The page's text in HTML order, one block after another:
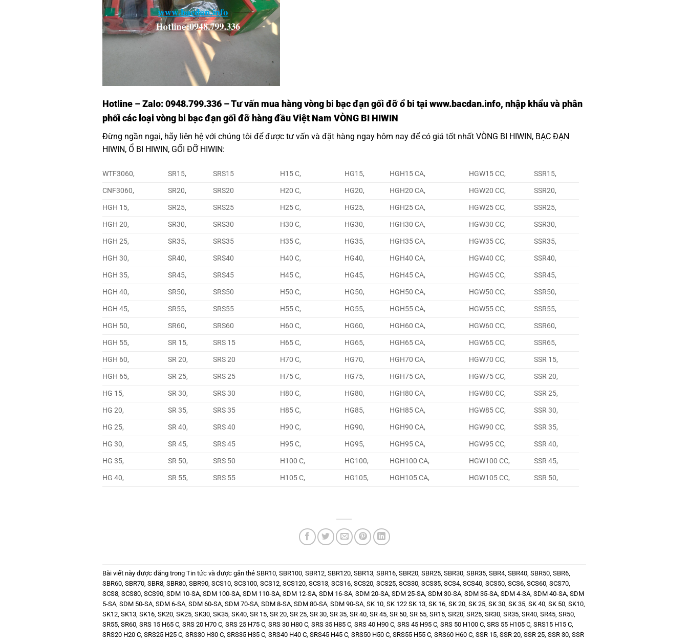
Hotline – Zalo: 0948.799.336 – Tư vấn mua hàng vòng bi bạc đạn gối đỡ ổ bi tại www.bacdan.info, nhập khẩu và phân
phối các loại vòng bi bạc đạn gối đỡ hàng đầu Việt Nam VÒNG BI HIWIN
Đừng ngần ngại, hãy liên hệ với chúng tôi để được tư vấn và đặt hàng ngay hôm nay để có giá tốt nhất VÒNG BI HIWIN, BẠC ĐẠN
HIWIN, Ổ BI HIWIN, GỐI ĐỠ HIWIN:
WTF3060, SR15, SRS15 H15 C, HG15, HGH15 CA, HGW15 CC,
SSR15,
CNF3060,
SR20, SRS20 H20 C, HG20, HGH20 CA, HGW20 CC,
SSR20,
HGH 15,
SR25, SRS25 H25 C, HG25, HGH25 CA, HGW25 CC,
SSR25,
HGH 20,
SR30, SRS30 H30 C, HG30, HGH30 CA, HGW30 CC,
SSR30,
HGH 25,
SR35, SRS35 H35 C, HG35, HGH35 CA, HGW35 CC,
SSR35,
HGH 30,
SR40, SRS40 H40 C, HG40, HGH40 CA, HGW40 CC,
SSR40,
HGH 35,
SR45, SRS45 H45 C, HG45, HGH45 CA, HGW45 CC,
SSR45,
HGH 40,
SR50, SRS50 H50 C, HG50, HGH50 CA, HGW50 CC,
SSR50,
HGH 45,
SR55, SRS55 H55 C, HG55, HGH55 CA, HGW55 CC,
SSR55,
HGH 50,
SR60, SRS60 H60 C, HG60, HGH60 CA, HGW60 CC,
SSR60,
HGH 55,
SR 15, SRS 15 H65 C, HG65, HGH65 CA, HGW65 CC,
SSR65,
HGH 60,
SR 20, SRS 20 H70 C, HG70, HGH70 CA, HGW70 CC,
SSR 15,
HGH 65,
SR 25, SRS 25 H75 C, HG75, HGH75 CA, HGW75 CC,
SSR 20,
HG 15,
SR 30, SRS 30 H80 C, HG80, HGH80 CA, HGW80 CC,
SSR 25,
HG 20,
SR 35, SRS 35 H85 C, HG85, HGH85 CA, HGW85 CC,
SSR 30,
HG 25,
SR 40, SRS 40 H90 C, HG90, HGH90 CA, HGW90 CC,
SSR 35,
HG 30,
SR 45, SRS 45 H95 C, HG95, HGH95 CA, HGW95 CC,
SSR 40,
HG 35,
SR 50, SRS 50 H100 C, HG100, HGH100 CA, HGW100 CC,
SSR 45,
HG 40,
SR 55, SRS 55 H105 C, HG105, HGH105 CA, HGW105 CC, SSR 50,
Bài viết này được đăng trong Tin tứcvà được gắn thẻ SBR10, SBR100, SBR12, SBR120, SBR13, SBR16, SBR20, SBR25, SBR30, SBR35, SBR4, SBR40, SBR50, SBR6,
SBR60, SBR70, SBR8, SBR80, SBR90, SCS10, SCS100, SCS12, SCS120, SCS13, SCS16, SCS20, SCS25, SCS30, SCS35, SCS4, SCS40, SCS50, SCS6, SCS60, SCS70,
SCS8, SCS80, SCS90, SDM 10-SA, SDM 100-SA, SDM 110-SA, SDM 12-SA, SDM 16-SA, SDM 20-SA, SDM 25-SA, SDM 30-SA, SDM 35-SA, SDM 4-SA, SDM 40-SA, SDM
5-SA, SDM 50-SA, SDM 6-SA, SDM 60-SA, SDM 70-SA, SDM 8-SA, SDM 80-SA, SDM 90-SA, SK 10, SK 122 SK 13, SK 16, SK 20, SK 25, SK 30, SK 35, SK 40, SK 50, SK10,
SK12, SK13, SK16, SK20, SK25, SK30, SK35, SK40, SR 15, SR 20, SR 25, SR 30, SR 35, SR 40, SR 45, SR 50, SR 55, SR15, SR20, SR25, SR30, SR35, SR40, SR45, SR50,
SR55, SR60, SRS 15 H65 C, SRS 20 H70 C, SRS 25 H75 C, SRS 30 H80 C, SRS 35 H85 C, SRS 40 H90 C, SRS 45 H95 C, SRS 50 H100 C, SRS 55 H105 C, SRS15 H15 C,
SRS20 H20 C, SRS25 H25 C, SRS30 H30 C, SRS35 H35 C, SRS40 H40 C, SRS45 H45 C, SRS50 H50 C, SRS55 H55 C, SRS60 H60 C, SSR 15, SSR 20, SSR 25, SSR 30, SSR